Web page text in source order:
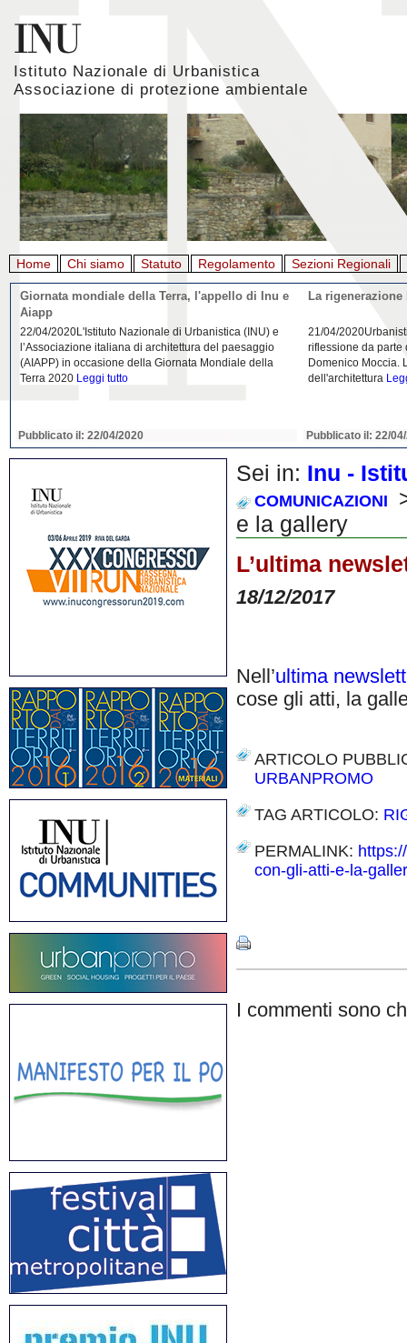
Istituto Nazionale di Urbanistica
Associazione di protezione ambientale
Home Chi siamo Statuto Regolamento Sezioni Regionali
Giornata mondiale della Terra, l'appello di Inu e
Aiapp
22/04/2020L'Istituto Nazionale di Urbanistica (INU) e
l’Associazione italiana di architettura del paesaggio
(AIAPP) in occasione della Giornata Mondiale della
Terra 2020 Leggi tutto
Pubblicato il: 22/04/2020
La
21/04/
riflessione da parte
Domenico Moccia.
dell'architettura
Pubblicato il: 22/
Sei in: Inu -
COMUNICAZIONI
e la gallery
L’ultima
18/12/2017
Nell’ultima
cose gli atti, la
ARTICOLO
URBANPROMO
TAG ARTICOLO:
PERMALINK:
con-gli-atti-e-la-
I commenti sono